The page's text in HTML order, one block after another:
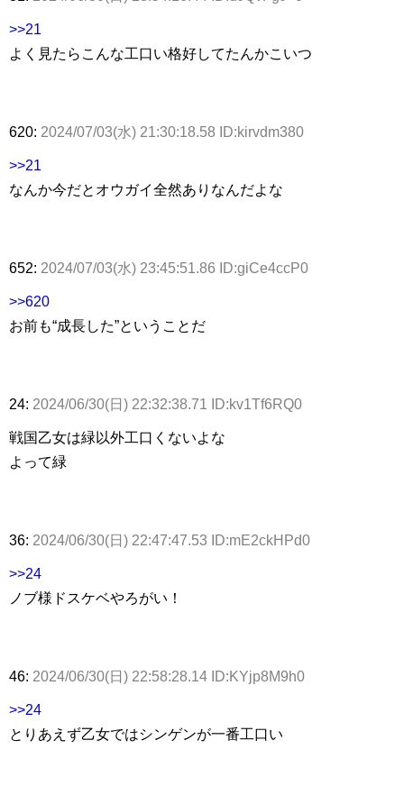
>>21
よく見たらこんな工口い格好してたんかこいつ
620: 2024/07/03(水) 21:30:18.58 ID:kirvdm380
>>21
なんか今だとオウガイ全然ありなんだよな
652: 2024/07/03(水) 23:45:51.86 ID:giCe4ccP0
>>620
お前も“成長した”ということだ
24: 2024/06/30(日) 22:32:38.71 ID:kv1Tf6RQ0
戦国乙女は緑以外工口くないよな
よって緑
36: 2024/06/30(日) 22:47:47.53 ID:mE2ckHPd0
>>24
ノブ様ドスケベやろがい！
46: 2024/06/30(日) 22:58:28.14 ID:KYjp8M9h0
>>24
とりあえず乙女ではシンゲンが一番工口い